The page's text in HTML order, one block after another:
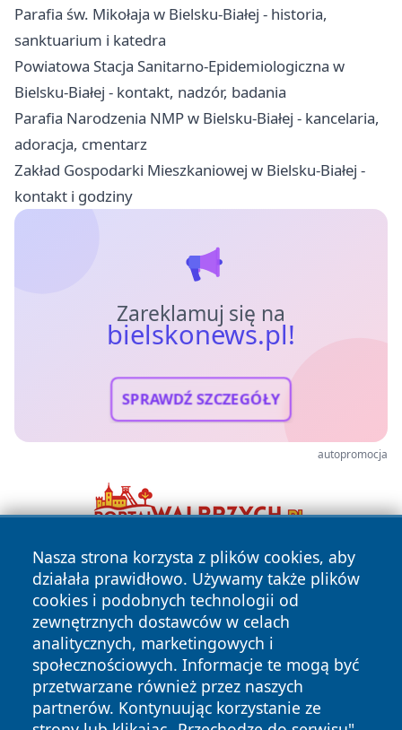
Parafia św. Mikołaja w Bielsku-Białej - historia,
sanktuarium i katedra
Powiatowa Stacja Sanitarno-Epidemiologiczna w
Bielsku-Białej - kontakt, nadzór, badania
Parafia Narodzenia NMP w Bielsku-Białej - kancelaria,
adoracja, cmentarz
Zakład Gospodarki Mieszkaniowej w Bielsku-Białej -
kontakt i godziny
Zareklamuj się na
bielskonews.pl!
SPRAWDŹ SZCZEGÓŁY
autopromocja
Nasza strona korzysta z plików cookies, aby
działała prawidłowo. Używamy także plików
cookies i podobnych technologii od
zewnętrznych dostawców w celach
analitycznych, marketingowych i
społecznościowych. Informacje te mogą być
przetwarzane również przez naszych
partnerów. Kontynuując korzystanie ze
Copyright © 2026 bielskonews.pl Wszystkie prawa
zastrzeżone.